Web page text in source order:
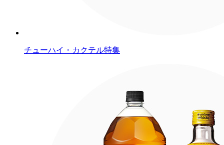
チューハイ・カクテル特集